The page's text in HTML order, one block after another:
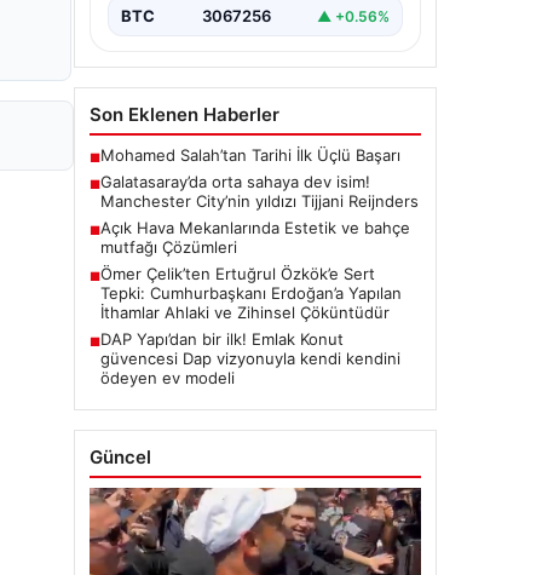
BTC 3067256 ▲ +0.56%
Son Eklenen Haberler
■Mohamed Salah’tan Tarihi İlk Üçlü Başarı
■Galatasaray’da orta sahaya dev isim!
Manchester City’nin yıldızı Tijjani Reijnders
■Açık Hava Mekanlarında Estetik ve bahçe
mutfağı Çözümleri
■Ömer Çelik’ten Ertuğrul Özkök’e Sert
Tepki: Cumhurbaşkanı Erdoğan’a Yapılan
İthamlar Ahlaki ve Zihinsel Çöküntüdür
■DAP Yapı’dan bir ilk! Emlak Konut
güvencesi Dap vizyonuyla kendi kendini
ödeyen ev modeli
Güncel